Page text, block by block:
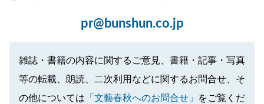
pr@bunshun.co.jp
雑誌・書籍の内容に関するご意見、書籍・記事・写真
等の転載、朗読、二次利用などに関するお問合せ、そ
の他については 「文藝春秋へのお問合せ」
をご覧くだ